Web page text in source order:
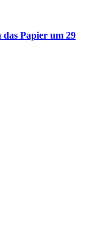
das Papier um 29